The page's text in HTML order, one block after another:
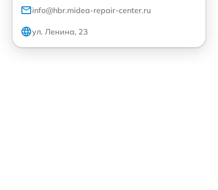
info@hbr.midea-repair-center.ru
ул. Ленина, 23